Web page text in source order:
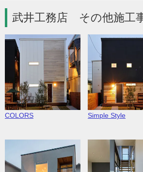
武井工務店 その他施工
COLORS Simple Style